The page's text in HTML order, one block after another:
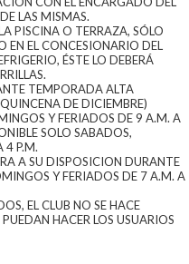
LAS MISMAS.
PISCINA O TERRAZA, SÓLO
EN EL CONCESIONARIO DEL
ÉSTE LO DEBERÁ
TEMPORADA ALTA
DE DICIEMBRE)
Y FERIADOS DE 9 A.M. A
SOLO SABADOS,
4 P.M.
A SU DISPOSICION DURANTE
Y FERIADOS DE 7 A.M. A
EL CLUB NO SE HACE
HACER LOS USUARIOS